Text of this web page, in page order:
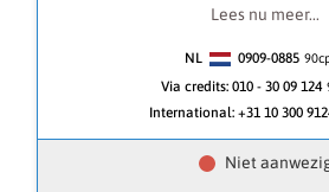
• Relaties & Liefde: Ontdek de
relaties, hoe je elkaar aanvult en
• Levensvragen: Vind geluk, rust,
vrede, welzijn en liefde in je leven.
Lees nu meer...
NL 0909-0885 90
Via credits: 010 - 30 09 124
International: +31 10 300